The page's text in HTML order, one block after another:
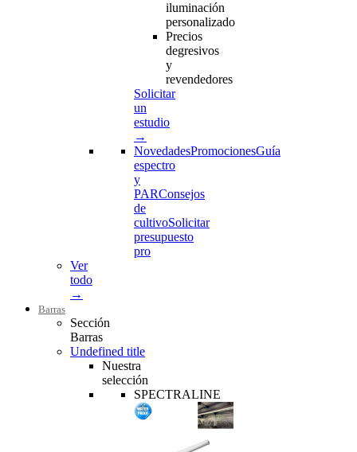
iluminación
personalizado
Precios
degresivos
y
revendedores
Solicitar
un
estudio
→
NovedadesPromocionesGuía
espectro
y
PARConsejos
de
cultivoSolicitar
presupuesto
pro
Ver
todo
→
Barras
Sección
Barras
Undefined title
Nuestra
selección
SPECTRALINE